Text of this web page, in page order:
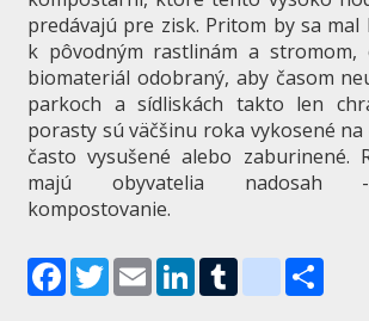
predávajú pre zisk. Pritom by sa
k pôvodným rastlinám a
biomateriál odobraný, aby časom
parkoch a sídliskách takto len
porasty sú väčšinu roka vykosené
často vysušené alebo zaburinené.
majú obyvatelia nadosah
kompostovanie.
Facebook
TwitterEmailLinkedInTumblr